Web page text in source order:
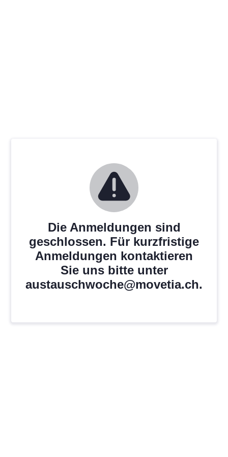
Die Anmeldungen sind
geschlossen. Für kurzfristige
Anmeldungen kontaktieren
Sie uns bitte unter
austauschwoche@movetia.ch.